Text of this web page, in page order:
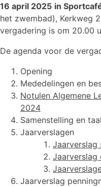
16 april 2025 in
het zwembad), Kerkweg
vergadering is om 20.00
De agenda voor de
Opening
Mededelingen en
Notulen Algemene
2024
Samenstelling en
Jaarverslagen
Jaarverslag
Jaarverslag
Jaarverslag